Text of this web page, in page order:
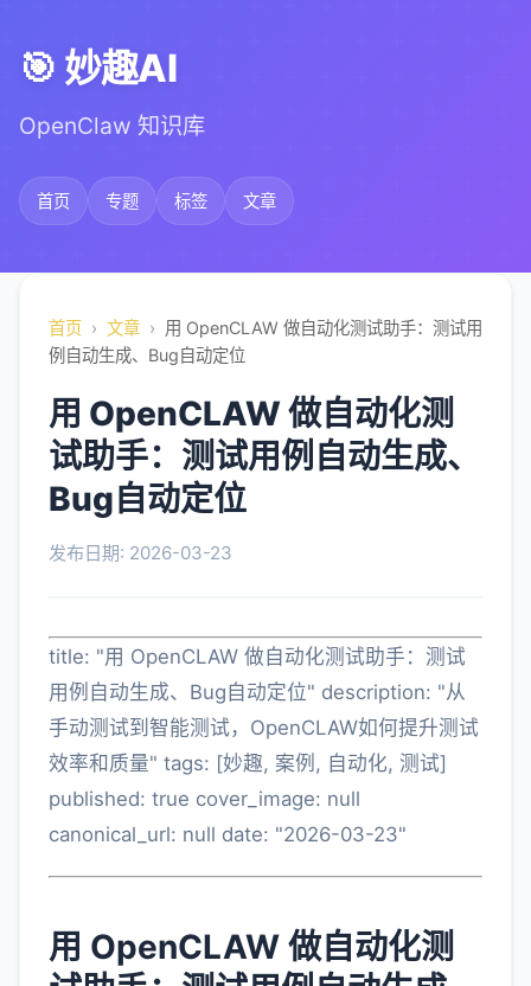
🎯 妙趣AI
OpenClaw 知识库
首页 专题 标签 文章
首页 › 文章 › 用 OpenCLAW 做自动化测试助手：测试用
例自动生成、Bug自动定位
用 OpenCLAW 做自动化测
试助手：测试用例自动生成、
Bug自动定位
发布日期: 2026-03-23
title: "用 OpenCLAW 做自动化测试助手：测试
用例自动生成、Bug自动定位" description: "从
手动测试到智能测试，OpenCLAW如何提升测试
效率和质量" tags: [妙趣, 案例, 自动化, 测试]
published: true cover_image: null
canonical_url: null date: "2026-03-23"
用 OpenCLAW 做自动化测